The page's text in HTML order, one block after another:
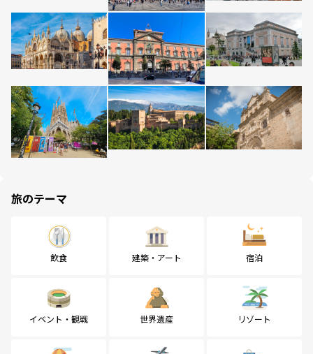
旅のテーマ
飲食 建築・アート 宿泊
イベント・観戦 世界遺産 リゾート